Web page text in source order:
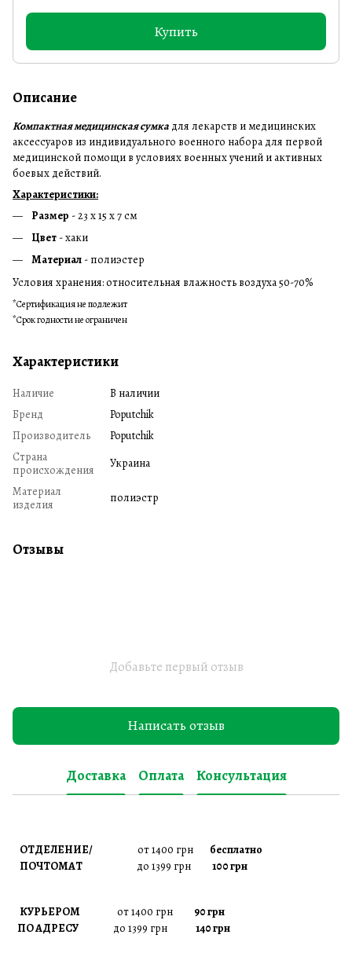
Купить
Описание
Компактная медицинская сумка для лекарств и медицинских
аксессуаров из индивидуального военного набора для первой
медицинской помощи в условиях военных учений и активных
боевых действий.
Характеристики:
Размер - 23 х 15 х 7 см
Цвет - хаки
Материал - полиэстер
Условия хранения: относительная влажность воздуха 50-70%
*Сертификация не подлежит
*Срок годности не ограничен
Характеристики
Наличие
В наличии
Бренд
Poputchik
Производитель
Poputchik
Страна
происхождения
Украина
Материал
изделия
полиэстр
Отзывы
Добавьте первый отзыв
Написать отзыв
Доставка Оплата Консультация
ОТДЕЛЕНИЕ/ от 1400 грн бесплатно
ПОЧТОМАТ до 1399 грн 100 грн
КУРЬЕРОМ от 1400 грн 90 грн
ПО АДРЕСУ до 1399 грн 140 грн